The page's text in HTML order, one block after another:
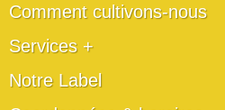
Comment cultivons-nous
Services +
Notre Label